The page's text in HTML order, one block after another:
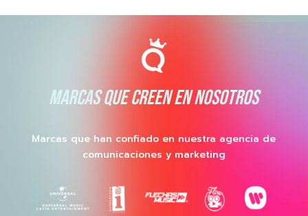
MARCAS QUE CREEN EN NOSOTROS
Marcas que han confiado en nuestra agencia de
comunicaciones y marketing